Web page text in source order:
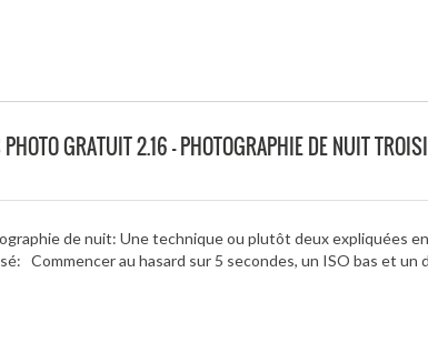
GRATUIT 2.16 – PHOTOGRAPHIE DE NUIT
de nuit: Une technique ou plutôt deux expliquées
Commencer au hasard sur 5 secondes, un ISO bas et un